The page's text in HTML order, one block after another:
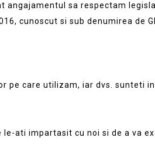
sa respectam
cunoscut si sub denumirea de
pe care utilizam, iar dvs. sunteti
ati impartasit cu noi si de a va